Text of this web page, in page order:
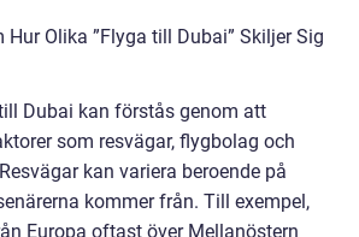
Hur Olika ”Flyga till Dubai” Skiljer Sig
Dubai kan förstås genom att
som resvägar, flygbolag och
kan variera beroende på
kommer från. Till exempel,
Europa oftast över Mellanöstern